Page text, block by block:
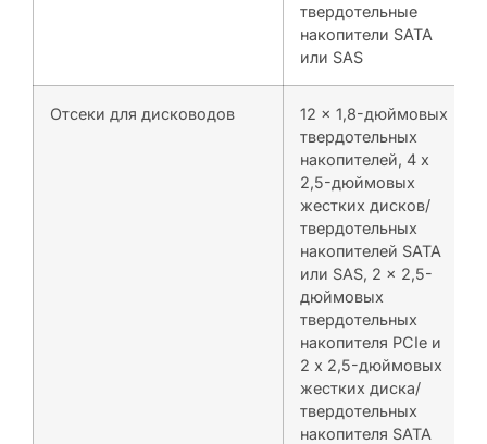
твердотельные
накопители SATA
или SAS
Отсеки для дисководов
12 x 1,8-дюймовых
твердотельных
накопителей, 4 x
2,5-дюймовых
жестких дисков/
твердотельных
накопителей SATA
или SAS, 2 x 2,5-
дюймовых
твердотельных
накопителя PCIe и
2 x 2,5-дюймовых
жестких диска/
твердотельных
накопителя SATA